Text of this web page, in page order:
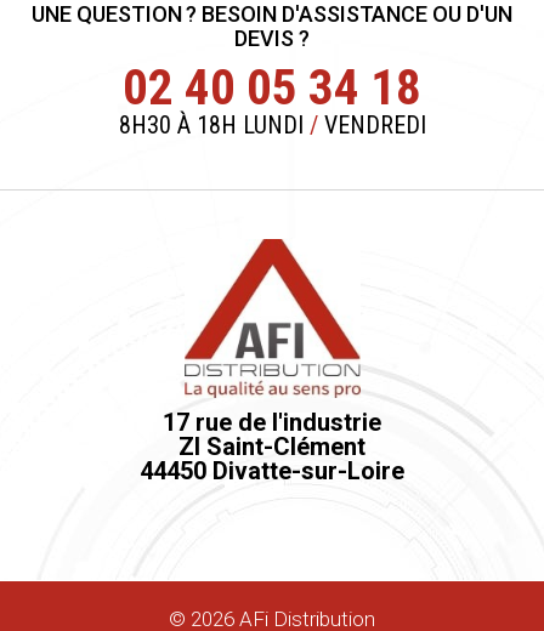
© 2026 AFi Distribution
UNE QUESTION ? BESOIN D'ASSISTANCE OU D'UN
DEVIS ?
02 40 05 34 18
8H30 À 18H LUNDI /VENDREDI
17 rue de l'industrie
ZI Saint-Clément
44450 Divatte-sur-Loire